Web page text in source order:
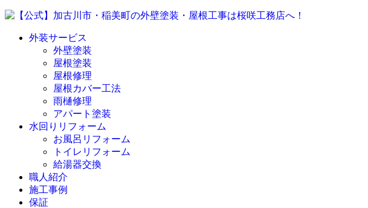
外装サービス
外壁塗装
屋根塗装
屋根修理
屋根カバー工法
雨樋修理
アパート塗装
水回りリフォーム
お風呂リフォーム
トイレリフォーム
給湯器交換
職人紹介
施工事例
保証